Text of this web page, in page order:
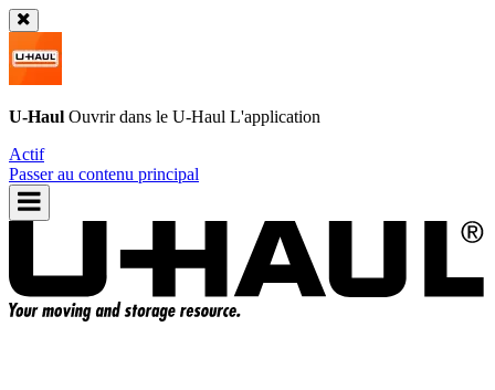
U-Haul Ouvrir dans le U-Haul L'application
Actif
Passer au contenu principal